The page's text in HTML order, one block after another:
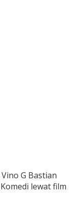
G Bastian
lewat film